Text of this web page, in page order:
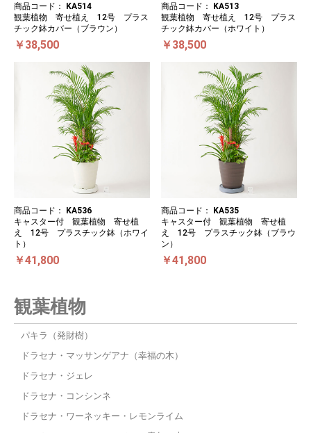
商品コード： KA514
観葉植物 寄せ植え 12号 プラス
チック鉢カバー（ブラウン）
￥38,500
商品コード： KA513
観葉植物 寄せ植え 12号 プラス
チック鉢カバー（ホワイト）
￥38,500
商品コード： KA536
キャスター付 観葉植物 寄せ植
え 12号 プラスチック鉢（ホワイ
ト）
￥41,800
商品コード： KA535
キャスター付 観葉植物 寄せ植
え 12号 プラスチック鉢（ブラウ
ン）
￥41,800
観葉植物
パキラ（発財樹）
ドラセナ・マッサンゲアナ（幸福の木）
ドラセナ・ジェレ
ドラセナ・コンシンネ
ドラセナ・ワーネッキー・レモンライム